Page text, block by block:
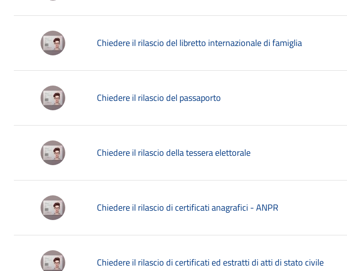
Chiedere il rilascio del libretto internazionale di famiglia
Chiedere il rilascio del passaporto
Chiedere il rilascio della tessera elettorale
Chiedere il rilascio di certificati anagrafici - ANPR
Chiedere il rilascio di certificati ed estratti di atti di stato civile